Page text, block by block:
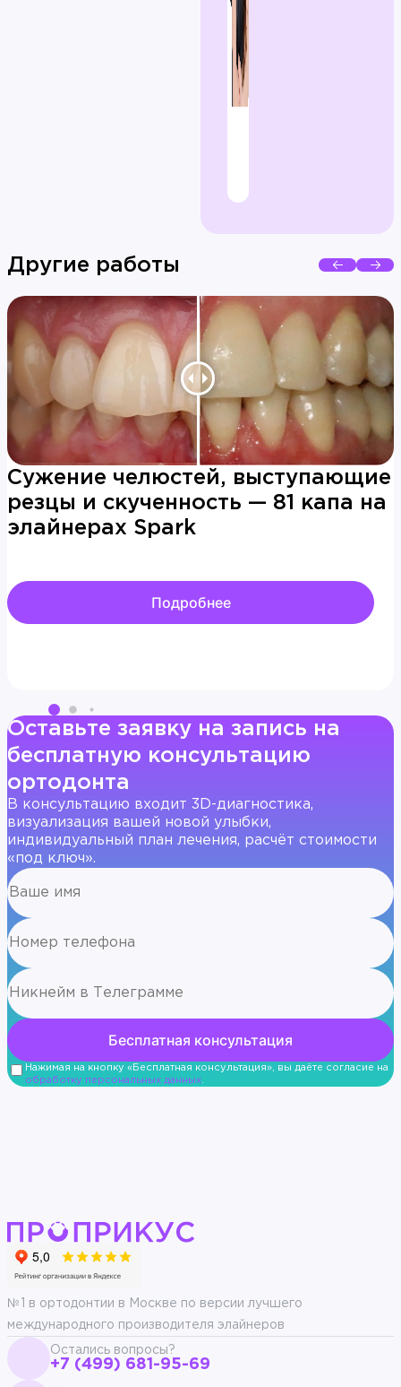
Другие работы
Сужение челюстей, выступающие
резцы и скученность — 81 капа на
элайнерах Spark
Подробнее
Оставьте заявку на запись на
бесплатную консультацию
ортодонта
В консультацию входит 3D-диагностика,
визуализация вашей новой улыбки,
индивидуальный план лечения, расчёт стоимости
«под ключ».
Нажимая на кнопку «Бесплатная консультация», вы даёте согласие на
обработку персональных данных.
№1 в ортодонтии в Москве по версии лучшего
международного производителя элайнеров
Остались вопросы?
+7 (499) 681-95-69